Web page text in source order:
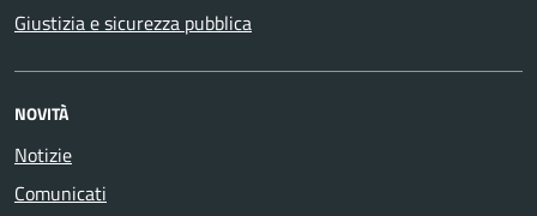
Giustizia e sicurezza pubblica
NOVITÀ
Notizie
Comunicati